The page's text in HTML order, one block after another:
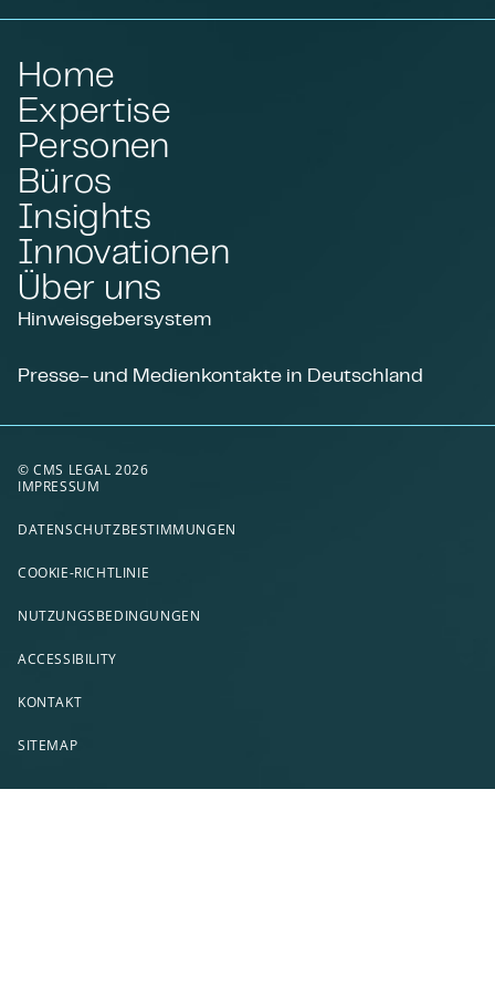
Home
Expertise
Personen
Büros
Insights
Innovationen
Über uns
Hinweisgebersystem
Presse- und Medienkontakte in Deutschland
© CMS LEGAL 2026
IMPRESSUM
DATENSCHUTZBESTIMMUNGEN
COOKIE-RICHTLINIE
NUTZUNGSBEDINGUNGEN
ACCESSIBILITY
KONTAKT
SITEMAP